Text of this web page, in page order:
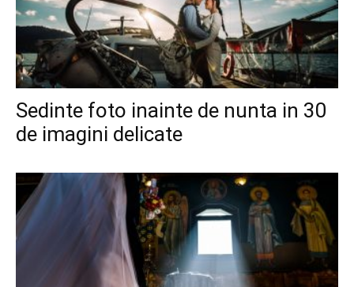
Sedinte foto inainte de nunta in 30
de imagini delicate